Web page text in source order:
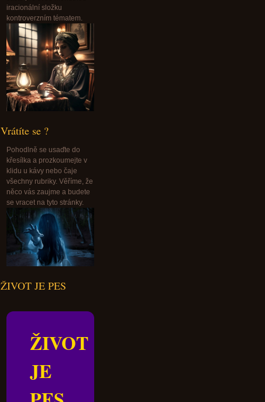
iracionální složku
kontroverzním tématem.
Vrátíte se ?
Pohodlně se usaďte do
křesílka a prozkoumejte v
klidu u kávy nebo čaje
všechny rubriky. Věříme, že
něco vás zaujme a budete
se vracet na tyto stránky.
ŽIVOT JE PES
ŽIVOT
JE